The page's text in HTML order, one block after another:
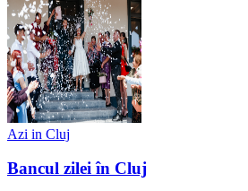
Azi in Cluj
Bancul zilei în Cluj